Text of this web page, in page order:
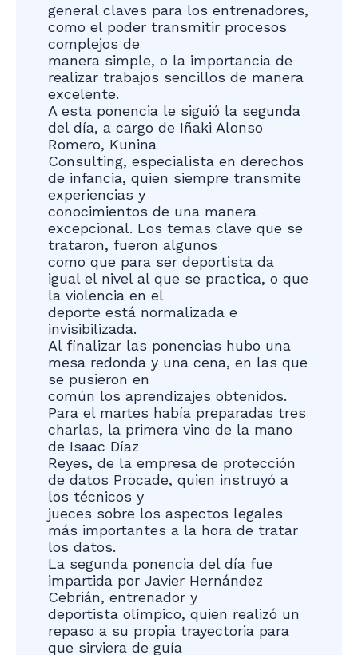
general claves para los entrenadores,
como el poder transmitir procesos
complejos de
manera simple, o la importancia de
realizar trabajos sencillos de manera
excelente.
A esta ponencia le siguió la segunda
del día, a cargo de Iñaki Alonso
Romero, Kunina
Consulting, especialista en derechos
de infancia, quien siempre transmite
experiencias y
conocimientos de una manera
excepcional. Los temas clave que se
trataron, fueron algunos
como que para ser deportista da
igual el nivel al que se practica, o que
la violencia en el
deporte está normalizada e
invisibilizada.
Al finalizar las ponencias hubo una
mesa redonda y una cena, en las que
se pusieron en
común los aprendizajes obtenidos.
Para el martes había preparadas tres
charlas, la primera vino de la mano
de Isaac Díaz
Reyes, de la empresa de protección
de datos Procade, quien instruyó a
los técnicos y
jueces sobre los aspectos legales
más importantes a la hora de tratar
los datos.
La segunda ponencia del día fue
impartida por Javier Hernández
Cebrián, entrenador y
deportista olímpico, quien realizó un
repaso a su propia trayectoria para
que sirviera de guía